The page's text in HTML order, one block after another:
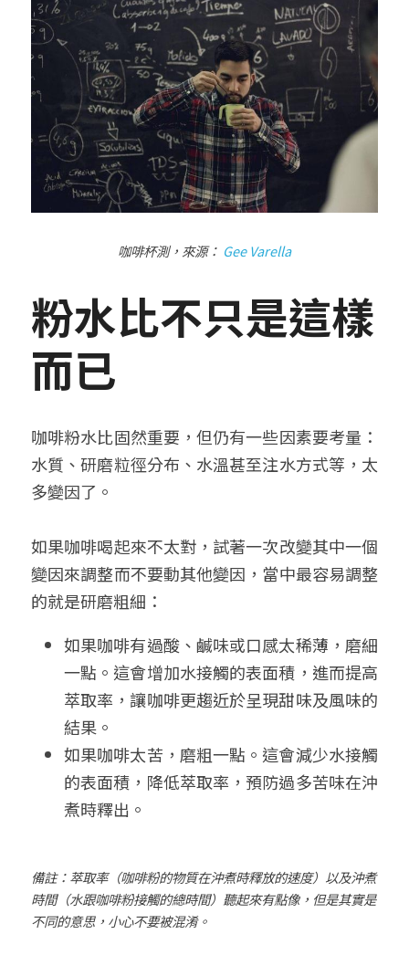
咖啡杯測，來源： Gee Varella
粉水比不只是這樣
而已
咖啡粉水比固然重要，但仍有一些因素要考量：
水質、研磨粒徑分布、水溫甚至注水方式等，太
多變因了。
如果咖啡喝起來不太對，試著一次改變其中一個
變因來調整而不要動其他變因，當中最容易調整
的就是研磨粗細：
如果咖啡有過酸、鹹味或口感太稀薄，磨細
一點。這會增加水接觸的表面積，進而提高
萃取率，讓咖啡更趨近於呈現甜味及風味的
結果。
如果咖啡太苦，磨粗一點。這會減少水接觸
的表面積，降低萃取率，預防過多苦味在沖
煮時釋出。
備註：萃取率（咖啡粉的物質在沖煮時釋放的速度）以及沖煮
時間（水跟咖啡粉接觸的總時間）聽起來有點像，但是其實是
不同的意思，小心不要被混淆。